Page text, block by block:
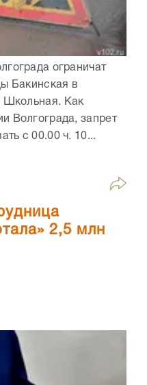
ограничат
Бакинская в
Школьная. Как
Волгограда, запрет
с 00.00 ч. 10...
2,5 млн